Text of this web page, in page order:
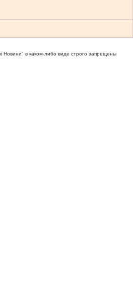
Новини" в каком-либо виде строго запрещены